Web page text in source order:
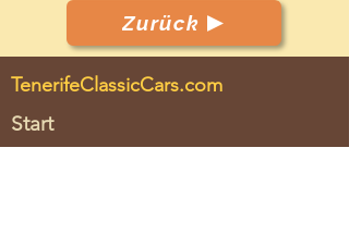
Zurück
TenerifeClassicCars.com
Start